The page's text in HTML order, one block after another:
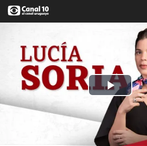
Play
Video
Anterior